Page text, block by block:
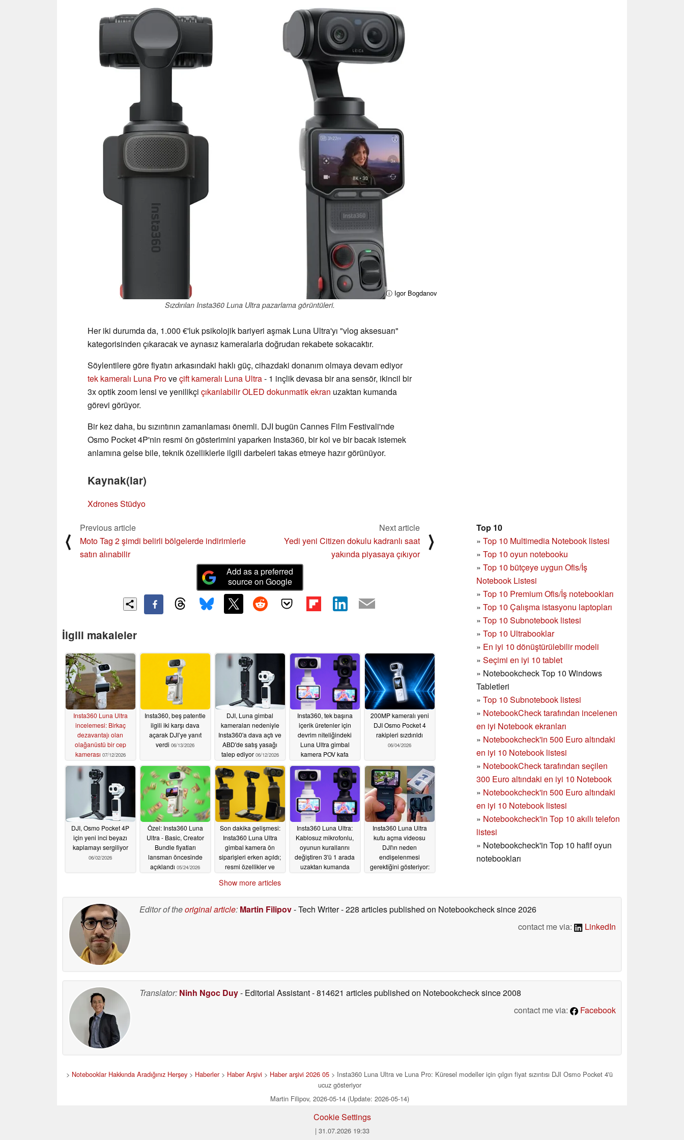
ⓘ Igor Bogdanov
Sızdırılan Insta360 Luna Ultra pazarlama görüntüleri.
Her iki durumda da, 1.000 €'luk psikolojik bariyeri aşmak Luna Ultra'yı "vlog aksesuarı"
kategorisinden çıkaracak ve aynasız kameralarla doğrudan rekabete sokacaktır.
Söylentilere göre fiyatın arkasındaki haklı güç, cihazdaki donanım olmaya devam ediyor
tek kameralı Luna Proveçift kameralı Luna Ultra- 1 inçlik devasa bir ana sensör, ikincil bir
3x optik zoom lensi ve yenilikçi çıkarılabilir OLED dokunmatik ekran uzaktan kumanda
görevi görüyor.
Bir kez daha, bu sızıntının zamanlaması önemli. DJI bugün Cannes Film Festivali'nde
Osmo Pocket 4P'nin resmi ön gösterimini yaparken Insta360, bir kol ve bir bacak istemek
anlamına gelse bile, teknik özelliklerle ilgili darbeleri takas etmeye hazır görünüyor.
Kaynak(lar)
Xdrones Stüdyo
Top 10
» Top 10 Multimedia Notebook listesi
» Top 10 oyun notebooku
» Top 10 bütçeye uygun Ofis/İş
Notebook Listesi
» Top 10 Premium Ofis/İş notebookları
» Top 10 Çalışma istasyonu laptopları
» Top 10 Subnotebook listesi
» Top 10 Ultrabooklar
» En iyi 10 dönüştürülebilir modeli
» Seçimi en iyi 10 tablet
» Notebookcheck Top 10 Windows
Tabletleri
» Top 10 Subnotebook listesi
» NotebookCheck tarafından incelenen
en iyi Notebook ekranları
» Notebookcheck'in 500 Euro altındaki
en iyi 10 Notebook listesi
» NotebookCheck tarafından seçilen
300 Euro altındaki en iyi 10 Notebook
» Notebookcheck'in 500 Euro altındaki
en iyi 10 Notebook listesi
» Notebookcheck'in Top 10 akıllı telefon
listesi
» Notebookcheck'in Top 10 hafif oyun
notebookları
⟨
Previous article
Moto Tag 2 şimdi belirli bölgelerde indirimlerle
satın alınabilir
Next article
Yedi yeni Citizen dokulu kadranlı saat
yakında piyasaya çıkıyor
⟩
Add as a preferred
source on Google
İlgili makaleler
Insta360 Luna Ultra
incelemesi: Birkaç
dezavantajı olan
olağanüstü bir cep
kamerası 07/12/2026
Insta360, beş patentle
ilgili iki karşı dava
açarak DJI’ye yanıt
verdi 06/13/2026
DJI, Luna gimbal
kameraları nedeniyle
Insta360'a dava açtı ve
ABD'de satış yasağı
talep ediyor 06/12/2026
Insta360, tek başına
içerik üretenler için
devrim niteliğindeki
Luna Ultra gimbal
kamera POV kafa
06/04/2026
200MP kameralı yeni
DJI Osmo Pocket 4
rakipleri sızdırıldı
06/04/2026
DJI, Osmo Pocket 4P
için yeni inci beyazı
kaplamayı sergiliyor
06/02/2026
Özel: Insta360 Luna
Ultra - Basic, Creator
Bundle fiyatları
lansman öncesinde
açıklandı 05/24/2026
Son dakika gelişmesi:
Insta360 Luna Ultra
gimbal kamera ön
siparişleri erken açıldı;
resmi özellikler ve
05/24/2026
Insta360 Luna Ultra:
Kablosuz mikrofonlu,
oyunun kurallarını
değiştiren 3'ü 1 arada
uzaktan kumanda
Insta360 Luna Ultra
kutu açma videosu
DJI'ın neden
endişelenmesi
gerektiğini gösteriyor:
Show more articles
Editor of theoriginal article: Martin Filipov- Tech Writer- 228 articles published on Notebookchecksince 2026
contact me via:
LinkedIn
Translator: Ninh Ngoc Duy- Editorial Assistant- 814621 articles published on Notebookchecksince 2008
contact me via:
Facebook
> Notebooklar Hakkında Aradığınız Herşey > Haberler> Haber Arşivi > Haber arşivi 2026 05 > Insta360 Luna Ultra ve Luna Pro: Küresel modeller için çılgın fiyat sızıntısı DJI Osmo Pocket 4'ü
ucuz gösteriyor
Martin Filipov, 2026-05-14 (Update: 2026-05-14)
Cookie Settings
| 31.07.2026 19:33